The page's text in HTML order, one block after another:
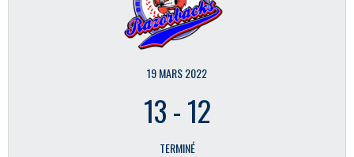
19 MARS 2022
13-12
TERMINÉ